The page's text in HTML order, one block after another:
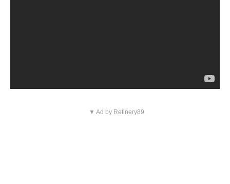
▼ Ad by Refinery89